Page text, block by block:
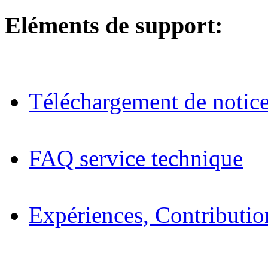
Eléments de support:
Téléchargement de
FAQ service technique
Expériences,